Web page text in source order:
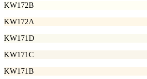
KW172B
KW172A
KW171D
KW171C
KW171B